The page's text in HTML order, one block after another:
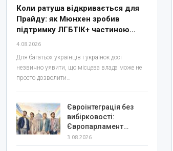
Коли ратуша відкривається для
Прайду: як Мюнхен зробив
підтримку ЛГБТІК+ частиною…
4.08.2026
Для багатьох українців і українок досі
незвично уявити, що місцева влада може не
просто дозволити…
Євроінтеграція без
вибірковості:
Європарламент…
3.08.2026